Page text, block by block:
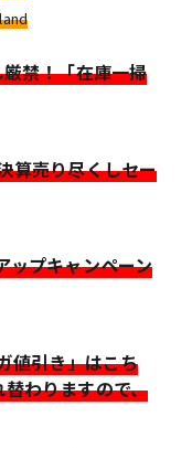
禁！「在庫一掃
算売り尽くしセー
ップキャンペーン
値引き」はこち
わりますので、